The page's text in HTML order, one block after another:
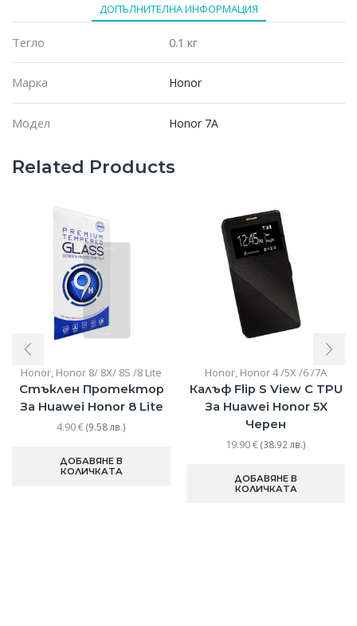
ДОПЪЛНИТЕЛНА ИНФОРМАЦИЯ
Тегло 0.1 кг
Марка Honor
Модел Honor 7A
Related Products
Honor, Honor 8/ 8X/ 8S /8 Lite
Стъклен Протектор
За Huawei Honor 8 Lite
4.90€(9.58 лв.)
ДОБАВЯНЕ В
КОЛИЧКАТА
Honor, Honor 4 /5X /6 /7A
Калъф Flip S View С TPU
За Huawei Honor 5X
Черен
19.90€(38.92 лв.)
ДОБАВЯНЕ В
КОЛИЧКАТА